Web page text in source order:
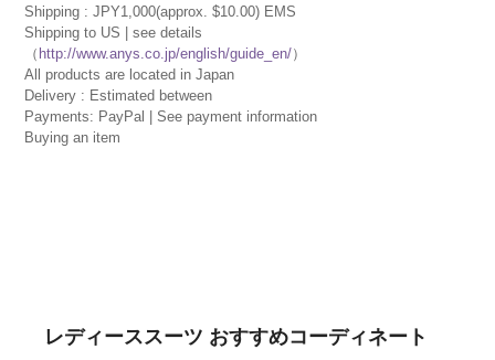
Shipping : JPY1,000(approx. $10.00) EMS
Shipping to US | see details
（ http://www.anys.co.jp/english/guide_en/）
All products are located in Japan
Delivery : Estimated between
Payments: PayPal | See payment information
Buying an item
レディーススーツ おすすめコーディネート